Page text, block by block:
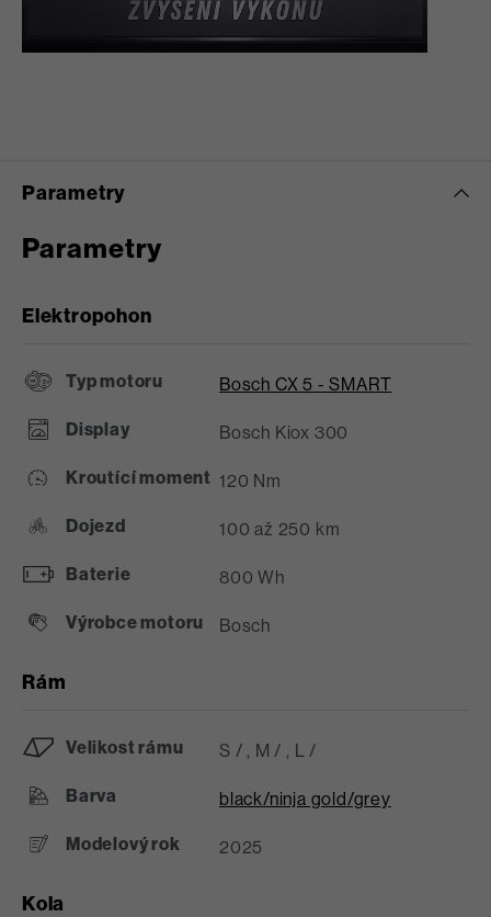
Parametry
Parametry
Elektropohon
Typ motoru Bosch CX 5 - SMART
Display Bosch Kiox 300
Kroutící moment 120 Nm
Dojezd 100 až 250 km
Baterie 800 Wh
Výrobce motoru Bosch
Rám
Velikost rámu S / , M / , L /
Barva black/ninja gold/grey
Modelový rok 2025
Kola